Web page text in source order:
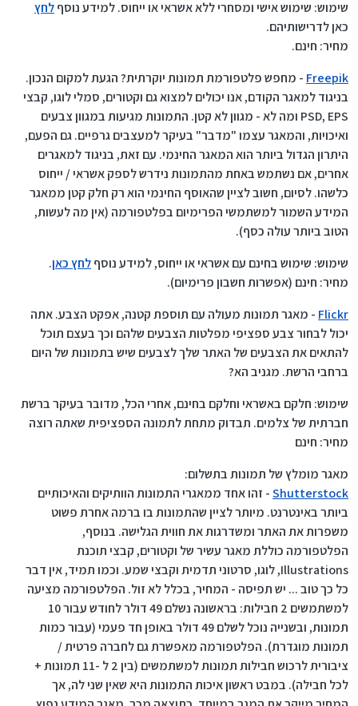
שימוש: שימוש אישי ומסחרי ללא אשראי או ייחוס. למידע נוסףלחץ
כאן לדרישותיהם.
מחיר: חינם.
Freepik - מחפש פלטפורמת תמונות יוקרתית? הגעת למקום הנכון.
בניגוד למאגר הקודם, אנו יכולים למצוא גם וקטורים, סמלי לוגו, קבצי
PSD, EPS ומה לא - מגוון לא קטן. התמונות מגיעות במגוון צבעים
ואיכויות, והמאגר עצמו "מדבר" בעיקר למעצבים גרפיים. גם הפעם,
היתרון הגדול ביותר הוא המאגר החינמי. עם זאת, בניגוד למאגרים
אחרים, אם נשתמש באחת מהתמונות נידרש לספק אשראי / ייחוס
כלשהו. לסיום, חשוב לציין שהאוסף החינמי הוא רק חלק קטן ממאגר
המידע השמור למשתמשי הפרימיום בפלטפורמה (אין מה לעשות,
הטוב ביותר עולה כסף).
שימוש: שימוש בחינם עם אשראי או ייחוס, למידע נוסףלחץ כאן.
מחיר: חינם (אפשרות חשבון פרימיום).
Flickr - מאגר תמונות מעולה עם תוספת קטנה, אפקט הצבע. אתה
יכול לבחור צבע ספציפי מפלטות הצבעים שלהם וכך בעצם תוכל
להתאים את הצבעים של האתר שלך לצבעים שיש בתמונות של היום
ברחבי הרשת. מגניב הא?
שימוש: חלקם באשראי וחלקם בחינם, אחרי הכל, מדובר בעיקר ברשת
חברתית של צלמים. תבדוק מתחת לתמונה הספציפית שאתה רוצה
מחיר: חינם
מאגר מומלץ של תמונות בתשלום:
Shutterstock- זהו אחד ממאגרי התמונות הוותיקים והאיכותיים
ביותר באינטרנט. מיותר לציין שהתמונות בו ברמה אחרת פשוט
משפרות את האתר ומשדרגות את חווית הגלישה. בנוסף,
הפלטפורמה כוללת מאגר עשיר של וקטורים, קבצי תוכנת
Illustrations, לוגו, סרטוני תדמית וקבצי שמע. וכמו תמיד, אין דבר
כל כך טוב ... יש תפיסה - המחיר, בכלל לא זול. הפלטפורמה מציעה
למשתמשים 2 חבילות: בראשונה נשלם 49 דולר לחודש עבור 10
תמונות, ובשנייה נוכל לשלם 49 דולר באופן חד פעמי (עבור כמות
תמונות מוגדרת). הפלטפורמה מאפשרת גם לחברה פרטית /
ציבורית לרכוש חבילות תמונות למשתמשים (בין 2 ל -11 תמונות +
לכל חבילה). במבט ראשון איכות התמונות היא שאין שני לה, אך